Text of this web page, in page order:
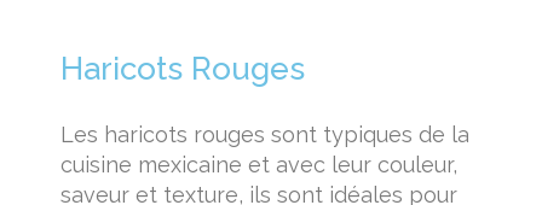
Haricots Rouges
Les haricots rouges sont typiques de la
cuisine mexicaine et avec leur couleur,
saveur et texture, ils sont idéales pour